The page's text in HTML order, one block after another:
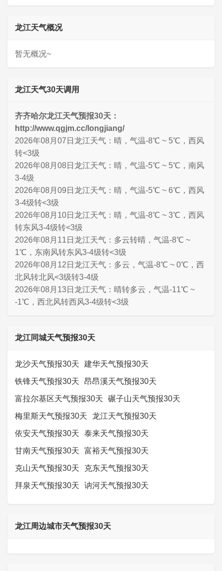
龙江天气概况
暂无概况~
龙江天气30天调用
齐齐哈尔龙江天气预报30天：
http://www.qgjm.cc/longjiang/
2026年08月07日龙江天气：晴，气温-8℃ ~ 5℃，西风
转<3级
2026年08月08日龙江天气：晴，气温-5℃ ~ 5℃，南风
3-4级
2026年08月09日龙江天气：晴，气温-5℃ ~ 6℃，西风
3-4级转<3级
2026年08月10日龙江天气：晴，气温-8℃ ~ 3℃，西风
转东风3-4级转<3级
2026年08月11日龙江天气：多云转晴，气温-8℃ ~
1℃，东南风转东风3-4级转<3级
2026年08月12日龙江天气：多云，气温-8℃ ~ 0℃，西
北风转北风<3级转3-4级
2026年08月13日龙江天气：晴转多云，气温-11℃ ~
-1℃，西北风转西风3-4级转<3级
龙江同城天气预报30天
龙沙天气预报30天 建华天气预报30天
铁锋天气预报30天 昂昂溪天气预报30天
富拉尔基区天气预报30天 碾子山天气预报30天
梅里斯天气预报30天 龙江天气预报30天
依安天气预报30天 泰来天气预报30天
甘南天气预报30天 富裕天气预报30天
克山天气预报30天 克东天气预报30天
拜泉天气预报30天 讷河天气预报30天
龙江周边城市天气预报30天